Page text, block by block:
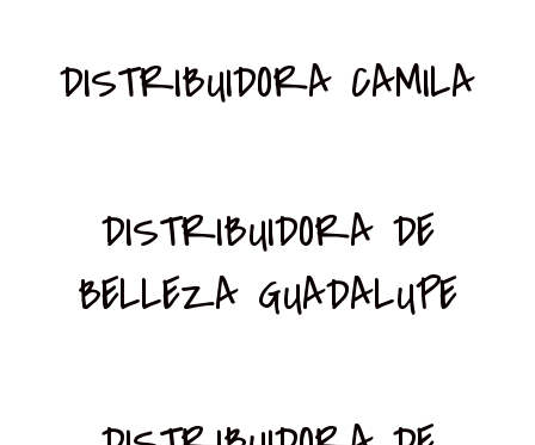
DISTRIBUIDORA CAMILA
DISTRIBUIDORA DE
BELLEZA GUADALUPE